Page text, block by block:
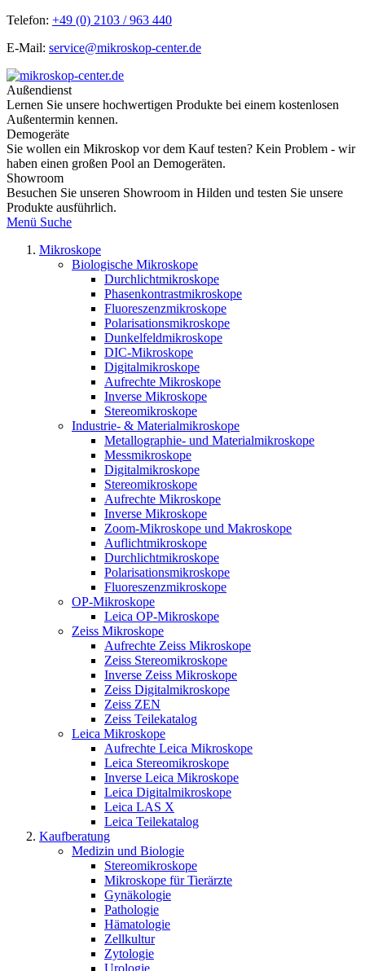
Telefon: +49 (0) 2103 / 963 440
E-Mail: service@mikroskop-center.de
Außendienst
Lernen Sie unsere hochwertigen Produkte bei einem kostenlosen
Außentermin kennen.
Demogeräte
Sie wollen ein Mikroskop vor dem Kauf testen? Kein Problem - wir
haben einen großen Pool an Demogeräten.
Showroom
Besuchen Sie unseren Showroom in Hilden und testen Sie unsere
Produkte ausführlich.
Menü Suche
Mikroskope
Biologische Mikroskope
Durchlichtmikroskope
Phasenkontrastmikroskope
Fluoreszenzmikroskope
Polarisationsmikroskope
Dunkelfeldmikroskope
DIC-Mikroskope
Digitalmikroskope
Aufrechte Mikroskope
Inverse Mikroskope
Stereomikroskope
Industrie- & Materialmikroskope
Metallographie- und Materialmikroskope
Messmikroskope
Digitalmikroskope
Stereomikroskope
Aufrechte Mikroskope
Inverse Mikroskope
Zoom-Mikroskope und Makroskope
Auflichtmikroskope
Durchlichtmikroskope
Polarisationsmikroskope
Fluoreszenzmikroskope
OP-Mikroskope
Leica OP-Mikroskope
Zeiss Mikroskope
Aufrechte Zeiss Mikroskope
Zeiss Stereomikroskope
Inverse Zeiss Mikroskope
Zeiss Digitalmikroskope
Zeiss ZEN
Zeiss Teilekatalog
Leica Mikroskope
Aufrechte Leica Mikroskope
Leica Stereomikroskope
Inverse Leica Mikroskope
Leica Digitalmikroskope
Leica LAS X
Leica Teilekatalog
Kaufberatung
Medizin und Biologie
Stereomikroskope
Mikroskope für Tierärzte
Gynäkologie
Pathologie
Hämatologie
Zellkultur
Zytologie
Urologie